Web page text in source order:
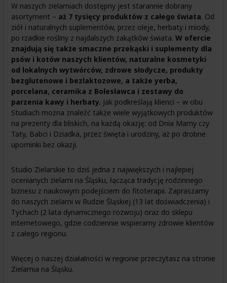
W naszych zielarniach dostępny jest starannie dobrany
asortyment – aż 7 tysięcy produktów z całego świata. Od
ziół i naturalnych suplementów, przez oleje, herbaty i miody,
po rzadkie rośliny z najdalszych zakątków świata. W ofercie
znajdują się także smaczne przekąski i suplementy dla
psów i kotów naszych klientów, naturalne kosmetyki
od lokalnych wytwórców, zdrowe słodycze, produkty
bezglutenowe i bezlaktozowe, a także yerba,
porcelana, ceramika z Bolesławca i zestawy do
parzenia kawy i herbaty. Jak podkreślają klienci – w obu
Studiach można znaleźć także wiele wyjątkowych produktów
na prezenty dla bliskich, na każdą okazję: od Dnia Mamy czy
Taty, Babci i Dziadka, przez święta i urodziny, aż po drobne
upominki bez okazji.
Studio Zielarskie to dziś jedna z największych i najlepiej
ocenianych zielarni na Śląsku, łącząca tradycję rodzinnego
biznesu z naukowym podejściem do fitoterapii. Zapraszamy
do naszych zielarni w Rudzie Śląskiej (13 lat doświadczenia) i
Tychach (2 lata dynamicznego rozwoju) oraz do sklepu
internetowego, gdzie codziennie wspieramy zdrowie klientów
z całego regionu.
Więcej o naszej działalności w regionie przeczytasz na stronie
Zielarnia na Śląsku.